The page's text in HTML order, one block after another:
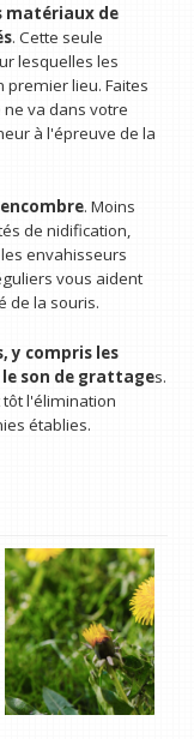
matériaux de
. Cette seule
lesquelles les
lieu. Faites
va dans votre
à l'épreuve de la
. Moins
de nidification,
envahisseurs
vous aident
de la souris.
y compris les
son de grattages.
l'élimination
établies.